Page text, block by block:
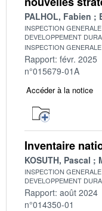
PALHOL, Fabien
INSPECTION
DEVELOPPEMENT
INSPECTION
Rapport: févr. 2025
n°015679-01A
Accéder à la notice
Inventaire
KOSUTH, Pascal
INSPECTION
DEVELOPPEMENT
Rapport: août 2024
n°014350-01